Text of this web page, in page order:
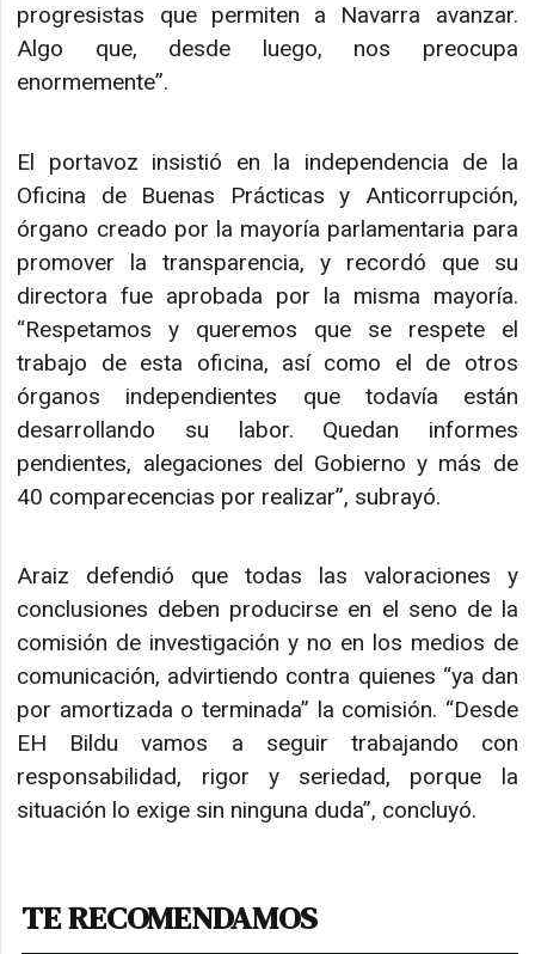
progresistas que permiten a Navarra avanzar.
Algo que, desde luego, nos preocupa
enormemente”.
El portavoz insistió en la independencia de la
Oficina de Buenas Prácticas y Anticorrupción,
órgano creado por la mayoría parlamentaria para
promover la transparencia, y recordó que su
directora fue aprobada por la misma mayoría.
“Respetamos y queremos que se respete el
trabajo de esta oficina, así como el de otros
órganos independientes que todavía están
desarrollando su labor. Quedan informes
pendientes, alegaciones del Gobierno y más de
40 comparecencias por realizar”, subrayó.
Araiz defendió que todas las valoraciones y
conclusiones deben producirse en el seno de la
comisión de investigación y no en los medios de
comunicación, advirtiendo contra quienes “ya dan
por amortizada o terminada” la comisión. “Desde
EH Bildu vamos a seguir trabajando con
responsabilidad, rigor y seriedad, porque la
situación lo exige sin ninguna duda”, concluyó.
TE RECOMENDAMOS